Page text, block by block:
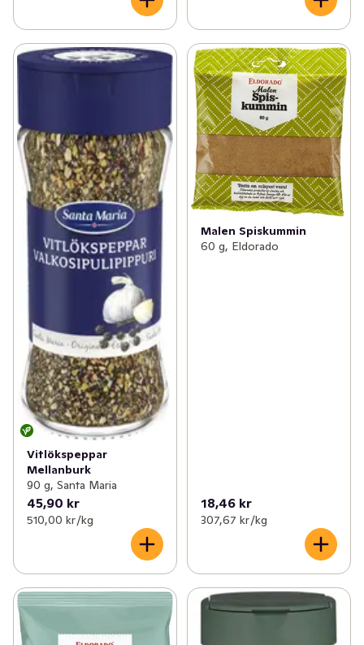
Vitlökspeppar
Mellanburk
90 g, Santa Maria
45,90 kr
510,00 kr /kg
Malen Spiskummin
60 g, Eldorado
18,46 kr
307,67 kr /kg